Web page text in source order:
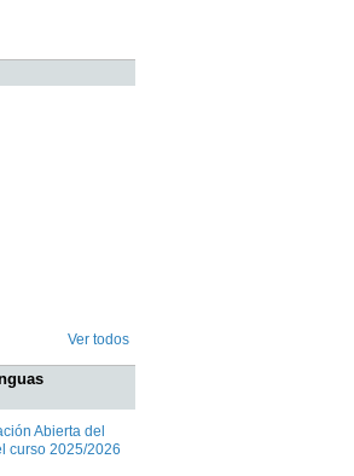
Ver todos
Abierta del
curso 2025/2026